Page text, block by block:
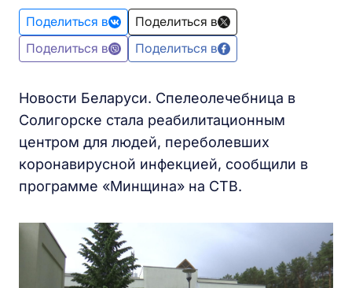
Поделиться в
Поделиться в
Поделиться в
Поделиться в
Новости Беларуси. Спелеолечебница в
Солигорске стала реабилитационным
центром для людей, переболевших
коронавирусной инфекцией, сообщили в
программе «Минщина» на СТВ.